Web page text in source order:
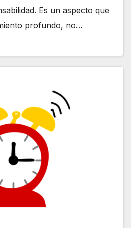
Es un aspecto que
profundo, no…